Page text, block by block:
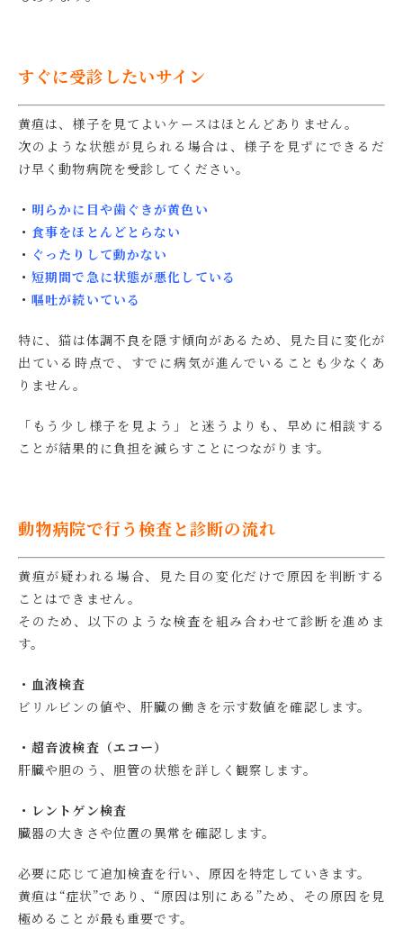
すぐに受診したいサイン
黄疸は、様子を見てよいケースはほとんどありません。
次のような状態が見られる場合は、様子を見ずにできるだ
け早く動物病院を受診してください。
・ 明らかに目や歯ぐきが黄色い
・ 食事をほとんどとらない
・ ぐったりして動かない
・短期間で急に状態が悪化している
・嘔吐が続いている
特に、猫は体調不良を隠す傾向があるため、見た目に変化が
出ている時点で、すでに病気が進んでいることも少なくあ
りません。
「もう少し様子を見よう」と迷うよりも、早めに相談する
ことが結果的に負担を減らすことにつながります。
動物病院で行う検査と診断の流れ
黄疸が疑われる場合、見た目の変化だけで原因を判断する
ことはできません。
そのため、以下のような検査を組み合わせて診断を進めま
す。
・血液検査
ビリルビンの値や、肝臓の働きを示す数値を確認します。
・超音波検査（エコー）
肝臓や胆のう、胆管の状態を詳しく観察します。
・レントゲン検査
臓器の大きさや位置の異常を確認します。
必要に応じて追加検査を行い、原因を特定していきます。
黄疸は“症状”であり、“原因は別にある”ため、その原因を見
極めることが最も重要です。